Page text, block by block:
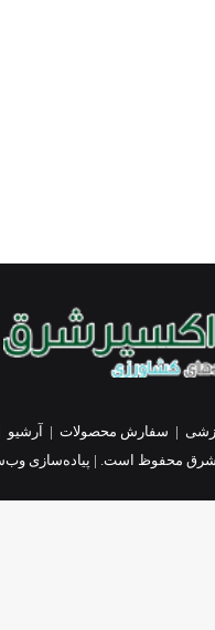
| سفارش محصولات | آرشیو
شرق محفوظ است. | پیاده‌سازی